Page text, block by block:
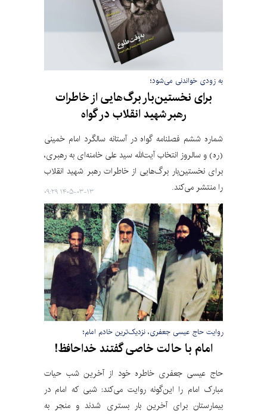
به زودی خواندنی می‌شود؛
برای نخستین‌بار برگ‌هایی از خاطرات
رهبر شهید انقلاب در گواه
شماره ششم فصلنامه گواه در آستانه سالگرد امام خمینی
(ره) و سالروز انتخاب آیت‌الله سید علی خامنه‌ای به رهبری،
برای نخستین‌بار برگ‌هایی از خاطرات رهبر شهید انقلاب
را منتشر می‌کند.
۱۴۰۵-۰۳-۱۳ ۰۹:۲۹
روایت حاج عیسی جعفری، نزدیک‌ترین خادم امام؛
امام با حالت خاصی گفتند خداحافظ!
حاج عیسی جعفری خاطره خود از آخرین شب حیات
مبارک امام را این‌گونه روایت می‌کند: شبی که امام در
بیمارستان برای آخرین بار بستری شدند و منجر به